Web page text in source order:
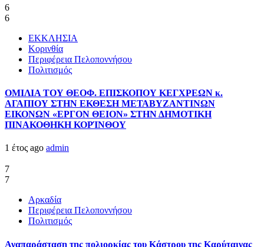
6
6
ΕΚΚΛΗΣΙΑ
Κορινθία
Περιφέρεια Πελοποννήσου
Πολιτισμός
ΟΜΙΛΙΑ ΤΟΥ ΘΕΟΦ. ΕΠΙΣΚΟΠΟΥ ΚΕΓΧΡΕΩΝ κ.
ΑΓΑΠΙΟΥ ΣΤΗΝ ΕΚΘΕΣΗ ΜΕΤΑΒΥΖΑΝΤΙΝΩΝ
ΕΙΚΟΝΩΝ «ΕΡΓΟΝ ΘΕΙΟΝ» ΣΤΗΝ ΔΗΜΟΤΙΚΗ
ΠΙΝΑΚΟΘΗΚΗ ΚΟΡΊΝΘΟΥ
1 έτος ago admin
7
7
Αρκαδία
Περιφέρεια Πελοποννήσου
Πολιτισμός
Αναπαράσταση της πολιορκίας του Κάστρου της Καρύταινας